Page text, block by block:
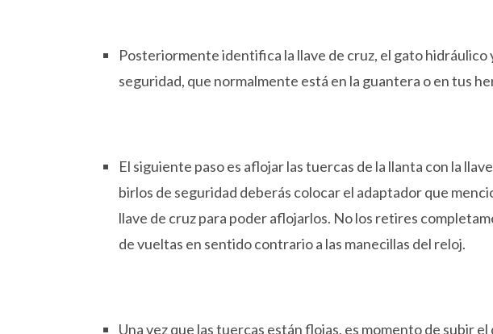
Posteriormente identifica la llave de cruz, el gato hidráulico
seguridad, que normalmente está en la guantera o en tus
El siguiente paso es aflojar las tuercas de la llanta con la
birlos de seguridad deberás colocar el adaptador que
llave de cruz para poder aflojarlos. No los retires
de vueltas en sentido contrario a las manecillas del reloj.
Una vez que las tuercas están flojas, es momento de subir